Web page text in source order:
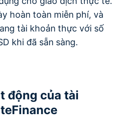
hoàn toàn miễn phí, và
tài khoản thực với số
khi đã sẵn sàng.
động của tài